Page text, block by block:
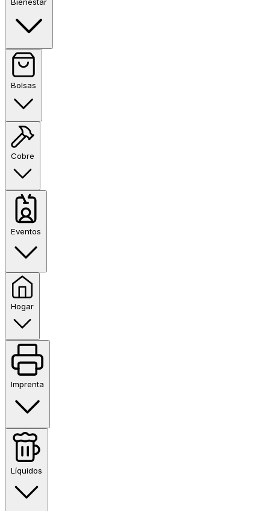
Bienestar
Bolsas
Cobre
Eventos
Hogar
Imprenta
Líquidos